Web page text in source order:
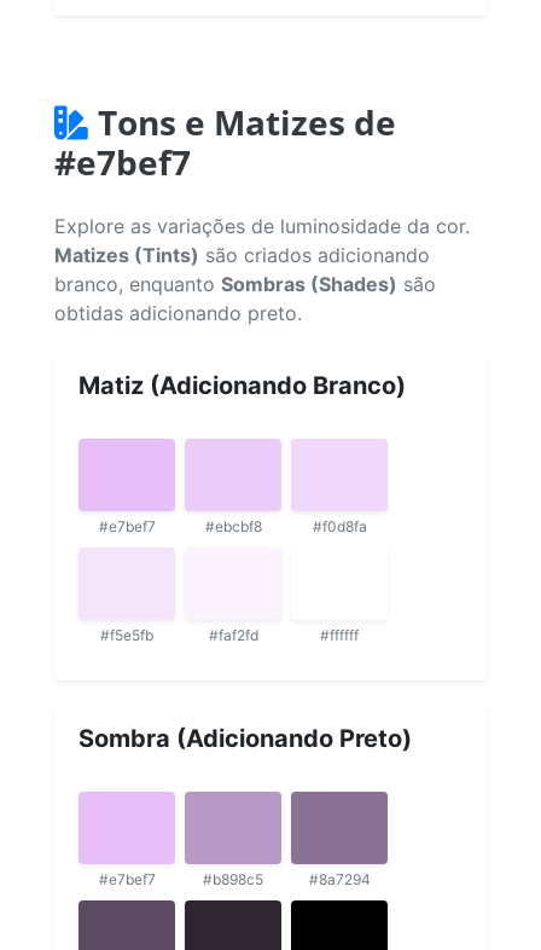
Tons e Matizes de
#e7bef7
Explore as variações de luminosidade da cor.
Matizes (Tints) são criados adicionando
branco, enquanto Sombras (Shades) são
obtidas adicionando preto.
Matiz (Adicionando Branco)
#e7bef7 #ebcbf8 #f0d8fa
#f5e5fb #faf2fd #ffffff
Sombra (Adicionando Preto)
#e7bef7 #b898c5 #8a7294